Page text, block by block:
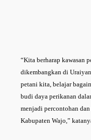
“Kita berharap kawasan
dikembangkan di
petani kita, belajar
budi daya perikanan
menjadi percontohan
Kabupaten Wajo,”